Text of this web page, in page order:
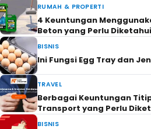
RUMAH & PROPERTI
4 Keuntungan
Beton yang Perlu Diketahui
BISNIS
Ini Fungsi Egg Tray dan
TRAVEL
Berbagai Keuntungan
Transport yang Perlu
BISNIS